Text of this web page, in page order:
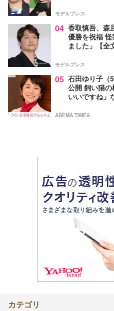
モデルプレス
04 香取慎吾、森
優勝を祝福
ました」【全
モデルプレス
05 石田ゆり子（
公開 飼い猫
いいですね」
ABEMA TIMES
カテゴリ